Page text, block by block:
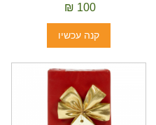
100 ₪
קנה עכשיו